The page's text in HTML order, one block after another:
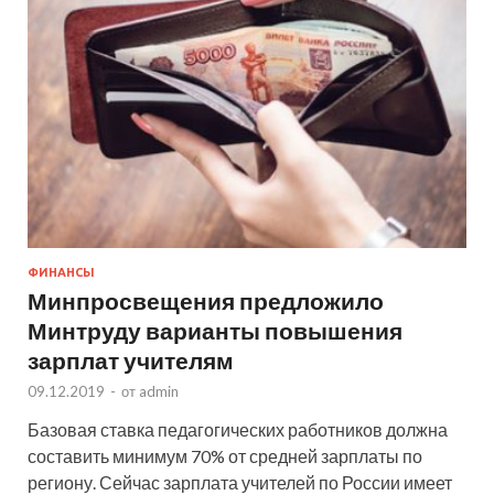
ФИНАНСЫ
Минпросвещения предложило
Минтруду варианты повышения
зарплат учителям
09.12.2019 - от admin
Базовая ставка педагогических работников должна
составить минимум 70% от средней зарплаты по
региону. Сейчас зарплата учителей по России имеет